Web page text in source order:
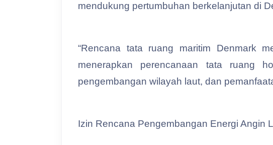
mendukung pertumbuhan berkelanjutan di
“Rencana tata ruang maritim Denmark
menerapkan perencanaan tata ruang
pengembangan wilayah laut, dan
Izin Rencana Pengembangan Energi Angin